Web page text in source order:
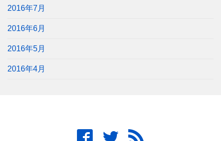
2016年7月
2016年6月
2016年5月
2016年4月